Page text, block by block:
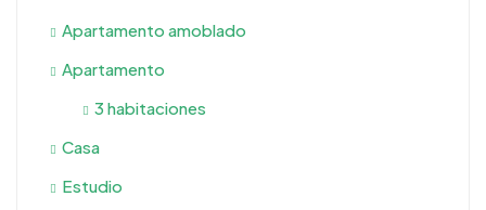
Apartamento amoblado
Apartamento
3 habitaciones
Casa
Estudio